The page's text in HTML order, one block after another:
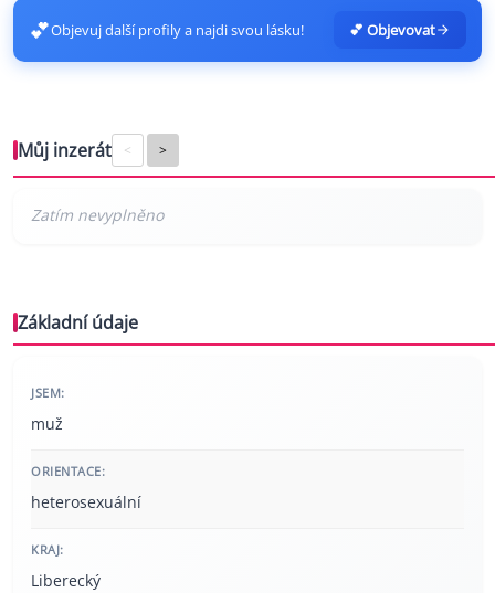
💕Objevuj další profily a najdi svou lásku! 💕 Objevovat
Můj inzerát < >
Základní údaje
JSEM:
muž
ORIENTACE:
heterosexuální
KRAJ:
Liberecký